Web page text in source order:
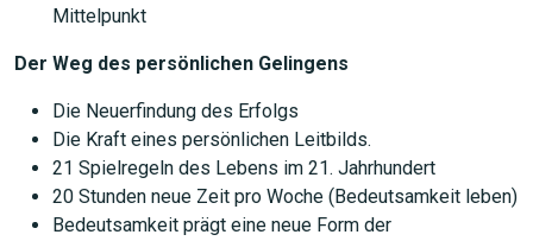
Mittelpunkt
Der Weg des persönlichen Gelingens
Die Neuerfindung des Erfolgs
Die Kraft eines persönlichen Leitbilds.
21 Spielregeln des Lebens im 21. Jahrhundert
20 Stunden neue Zeit pro Woche (Bedeutsamkeit leben)
Bedeutsamkeit prägt eine neue Form der